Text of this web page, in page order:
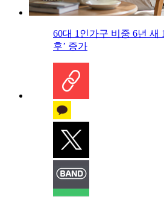
60대 1인가구 비중 6년 새
후’ 증가